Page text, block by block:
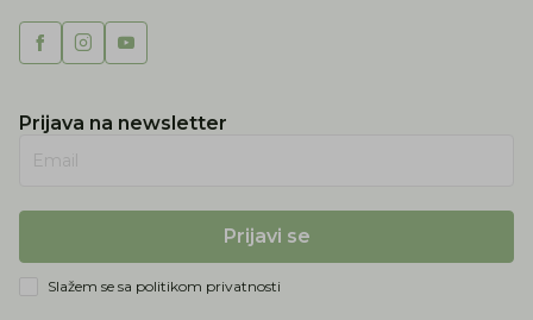
Prijava na newsletter
Email
Prijavi se
Slažem se sa politikom privatnosti